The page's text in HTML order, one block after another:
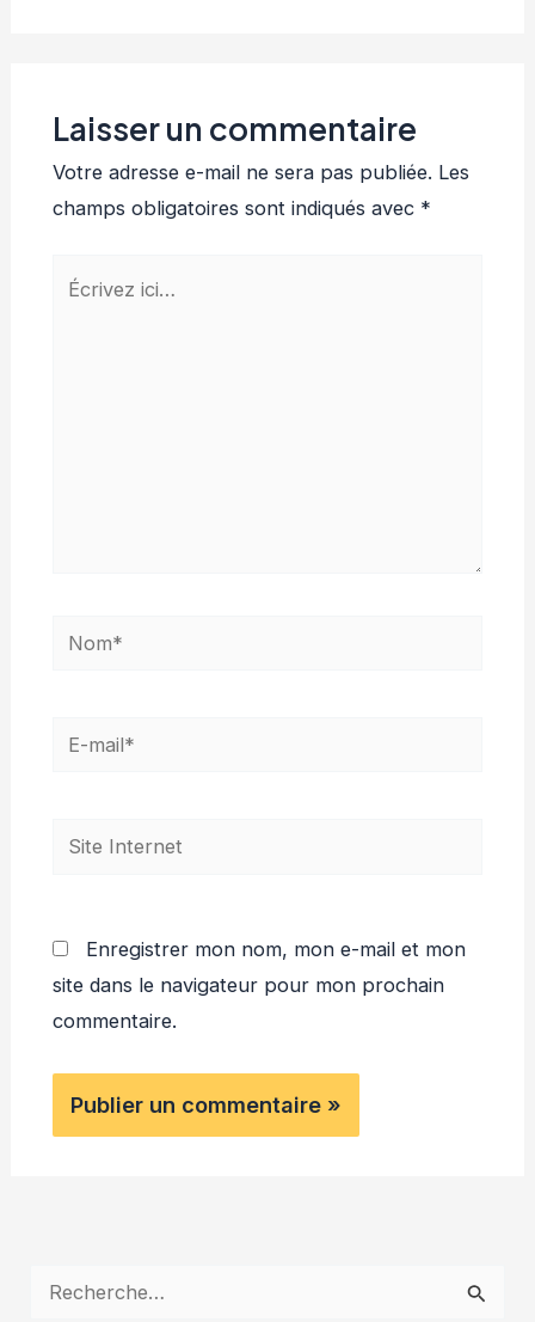
Laisser un commentaire
Votre adresse e-mail ne sera pas publiée. Les
champs obligatoires sont indiqués avec *
Écrivez
Nom*
E-
Site
Enregistrer mon nom, mon e-mail et mon
site dans le navigateur pour mon prochain
commentaire.